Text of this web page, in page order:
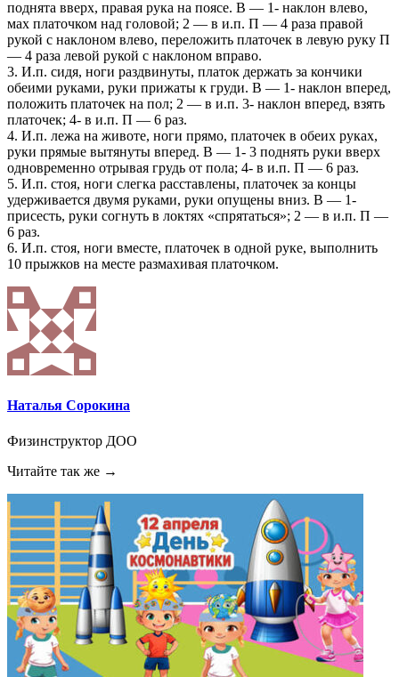
поднята вверх, правая рука на поясе. В — 1- наклон влево,
мах платочком над головой; 2 — в и.п. П — 4 раза правой
рукой с наклоном влево, переложить платочек в левую руку П
— 4 раза левой рукой с наклоном вправо.
3. И.п. сидя, ноги раздвинуты, платок держать за кончики
обеими руками, руки прижаты к груди. В — 1- наклон вперед,
положить платочек на пол; 2 — в и.п. 3- наклон вперед, взять
платочек; 4- в и.п. П — 6 раз.
4. И.п. лежа на животе, ноги прямо, платочек в обеих руках,
руки прямые вытянуты вперед. В — 1- 3 поднять руки вверх
одновременно отрывая грудь от пола; 4- в и.п. П — 6 раз.
5. И.п. стоя, ноги слегка расставлены, платочек за концы
удерживается двумя руками, руки опущены вниз. В — 1-
присесть, руки согнуть в локтях «спрятаться»; 2 — в и.п. П —
6 раз.
6. И.п. стоя, ноги вместе, платочек в одной руке, выполнить
10 прыжков на месте размахивая платочком.
Наталья Сорокина
Физинструктор ДОО
Читайте так же →